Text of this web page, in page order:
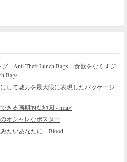
食欲をなくすジ
Bags -
して魅力を最大限に表現したパッケージ
きる画期的な地図 - map²
オシャレなポスター
たいあなたに – Blood -